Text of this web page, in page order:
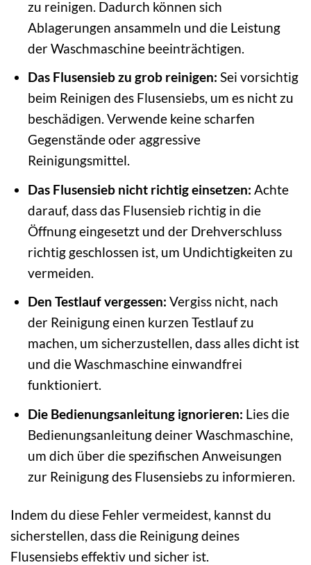
zu reinigen. Dadurch können sich
Ablagerungen ansammeln und die Leistung
der Waschmaschine beeinträchtigen.
Das Flusensieb zu grob reinigen: Sei vorsichtig
beim Reinigen des Flusensiebs, um es nicht zu
beschädigen. Verwende keine scharfen
Gegenstände oder aggressive
Reinigungsmittel.
Das Flusensieb nicht richtig einsetzen: Achte
darauf, dass das Flusensieb richtig in die
Öffnung eingesetzt und der Drehverschluss
richtig geschlossen ist, um Undichtigkeiten zu
vermeiden.
Den Testlauf vergessen: Vergiss nicht, nach
der Reinigung einen kurzen Testlauf zu
machen, um sicherzustellen, dass alles dicht ist
und die Waschmaschine einwandfrei
funktioniert.
Die Bedienungsanleitung ignorieren: Lies die
Bedienungsanleitung deiner Waschmaschine,
um dich über die spezifischen Anweisungen
zur Reinigung des Flusensiebs zu informieren.
Indem du diese Fehler vermeidest, kannst du
sicherstellen, dass die Reinigung deines
Flusensiebs effektiv und sicher ist.